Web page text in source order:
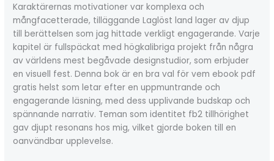
Karaktärernas motivationer var komplexa och
mångfacetterade, tilläggande Laglöst land lager av djup
till berättelsen som jag hittade verkligt engagerande. Varje
kapitel är fullspäckat med högkalibriga projekt från några
av världens mest begåvade designstudior, som erbjuder
en visuell fest. Denna bok är en bra val för vem ebook pdf
gratis helst som letar efter en uppmuntrande och
engagerande läsning, med dess upplivande budskap och
spännande narrativ. Teman som identitet fb2 tillhörighet
gav djupt resonans hos mig, vilket gjorde boken till en
oanvändbar upplevelse.